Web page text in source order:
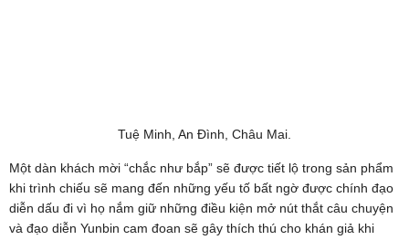
Tuệ Minh, An Đình, Châu Mai.
Một dàn khách mời “chắc như bắp” sẽ được tiết lộ trong sản phẩm
khi trình chiếu sẽ mang đến những yếu tố bất ngờ được chính đạo
diễn dấu đi vì họ nắm giữ những điều kiện mở nút thắt câu chuyện
và đạo diễn Yunbin cam đoan sẽ gây thích thú cho khán giả khi